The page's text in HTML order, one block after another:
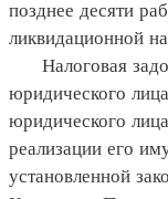
позднее десяти
ликвидационной
Налоговая
юридического
юридического
реализации его
установленной